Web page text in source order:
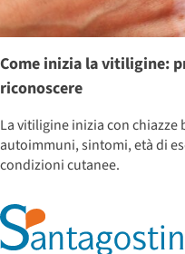
Come inizia la vitiligine:
riconoscere
La vitiligine inizia con chiazze
autoimmuni, sintomi, età di
condizioni cutanee.